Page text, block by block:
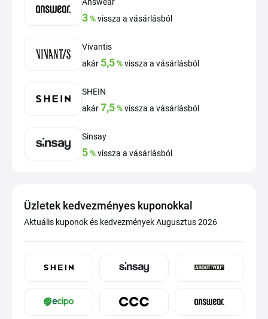
3%vissza a vásárlásból
Vivantis
akár 5,5%vissza a vásárlásból
SHEIN
akár7,5%vissza a vásárlásból
Sinsay
5%vissza a vásárlásból
Üzletek kedvezményes kuponokkal
Aktuális kuponok és kedvezmények Augusztus 2026